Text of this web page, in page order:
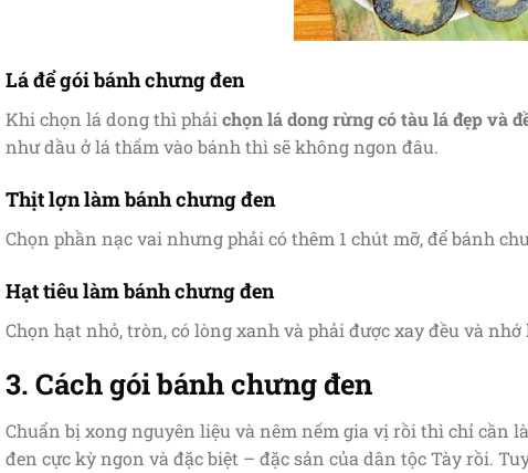
Lá để gói bánh chưng đen
Khi chọn lá dong thì phải chọn lá dong rừng có tàu lá đẹp và
như dầu ở lá thấm vào bánh thì sẽ không ngon đâu.
Thịt lợn làm bánh chưng đen
Chọn phần nạc vai nhưng phải có thêm 1 chút mỡ, để bánh
Hạt tiêu làm bánh chưng đen
Chọn hạt nhỏ, tròn, có lòng xanh và phải được xay đều và
3. Cách gói bánh chưng đen
Chuẩn bị xong nguyên liệu và nêm nếm gia vị rồi thì chỉ cần
đen cực kỳ ngon và đặc biệt – đặc sản của dân tộc Tày rồi.